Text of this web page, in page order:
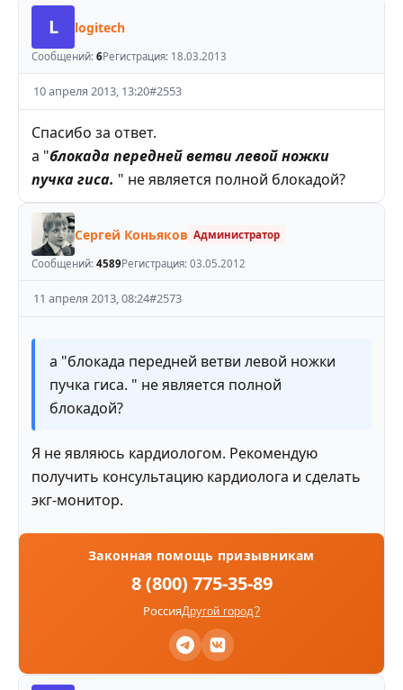
L logitech
Сообщений: 6Регистрация: 18.03.2013
10 апреля 2013, 13:20#2553
Спасибо за ответ.
а "блокада передней ветви левой ножки
пучка гиса. " не является полной блокадой?
Сергей Коньяков Администратор
Сообщений: 4589Регистрация: 03.05.2012
11 апреля 2013, 08:24#2573
а "блокада передней ветви левой ножки
пучка гиса. " не является полной
блокадой?
Я не являюсь кардиологом. Рекомендую
получить консультацию кардиолога и сделать
экг-монитор.
Законная помощь призывникам
8 (800) 775-35-89
РоссияДругой город?